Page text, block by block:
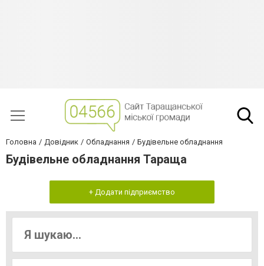
Головна Довідник Обладнання Будівельне обладнання
Будівельне обладнання Тараща
+ Додати підприємство